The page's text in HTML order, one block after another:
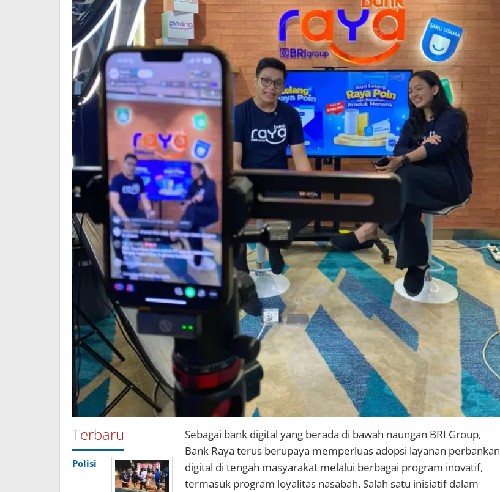
Terbaru
Polisi
Sebagai bank digital yang berada di bawah naungan BRI Group,
Bank Raya terus berupaya memperluas adopsi layanan perbankan
digital di tengah masyarakat melalui berbagai program inovatif,
termasuk program loyalitas nasabah. Salah satu inisiatif dalam